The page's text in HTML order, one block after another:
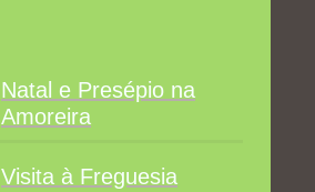
Natal e Presépio na
Amoreira
Visita à Freguesia